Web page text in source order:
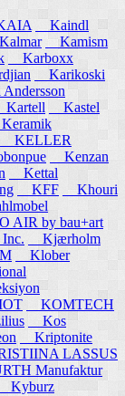
Kaindl
Kamism
Karboxx
Karikoski
Kartell
Kastel
KELLER
Kenzan
Kettal
KFF
Khouri
AIR by bau+art
Kjærholm
Klober
KOMTECH
Kos
Kriptonite
LASSUS
Manufaktur
Kyburz